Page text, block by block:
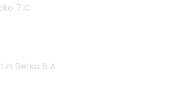
7.C
Berka 6.A